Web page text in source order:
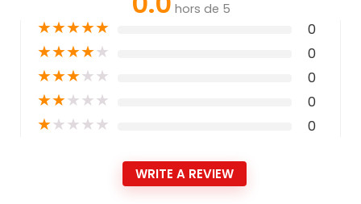
hors de 5
★★★★★ 0
★★★★★ 0
★★★★★ 0
★★★★★ 0
★★★★★ 0
WRITE A REVIEW